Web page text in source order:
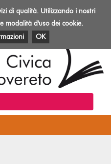
Toggle
E RISORSE
di qualità. Utilizzando i nostri
modalità d'uso dei cookie.
OK